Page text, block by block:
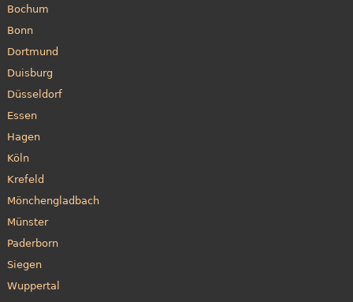
Bochum
Bonn
Dortmund
Duisburg
Düsseldorf
Essen
Hagen
Köln
Krefeld
Mönchengladbach
Münster
Paderborn
Siegen
Wuppertal